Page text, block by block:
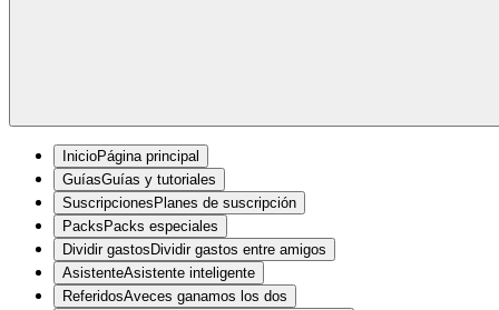
InicioPágina principal
GuíasGuías y tutoriales
Suscripciones Planes de suscripción
Packs Packs especiales
Dividir gastos Dividir gastos entre amigos
AsistenteAsistente inteligente
ReferidosAveces ganamos los dos